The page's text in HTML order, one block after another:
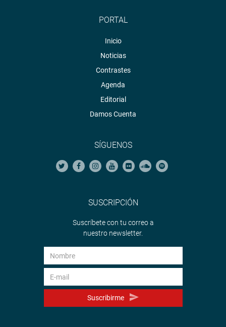
PORTAL
Inicio
Noticias
Contrastes
Agenda
Editorial
Damos Cuenta
SÍGUENOS
SUSCRIPCIÓN
Suscríbete con tu correo a
nuestro newsletter.
Suscribirme